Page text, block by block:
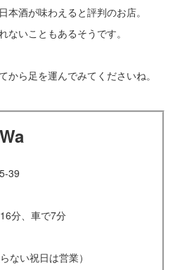
酒が味わえると評判のお店。
ないこともあるそうです。
ら足を運んでみてくださいね。
39
分、車で7分
ない祝日は営業）